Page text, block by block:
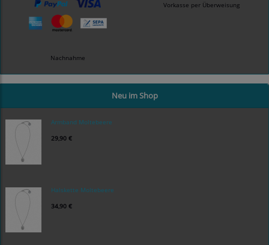
Vorkasse per Überweisung
Nachnahme
Neu im Shop
Armband Moltebeere
29,90 €
Halskette Moltebeere
34,90 €